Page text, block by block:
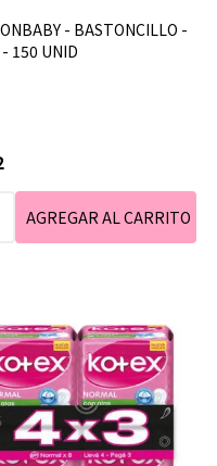
- BASTONCILLO -
150 UNID